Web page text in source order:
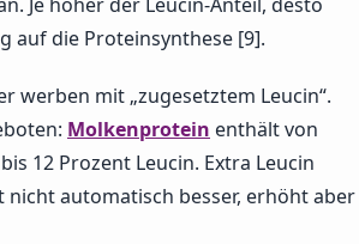
auf die Proteinsynthese [9].
werben mit „zugesetztem Leucin“.
Molkenprotein enthält von
12 Prozent Leucin. Extra Leucin
nicht automatisch besser, erhöht aber